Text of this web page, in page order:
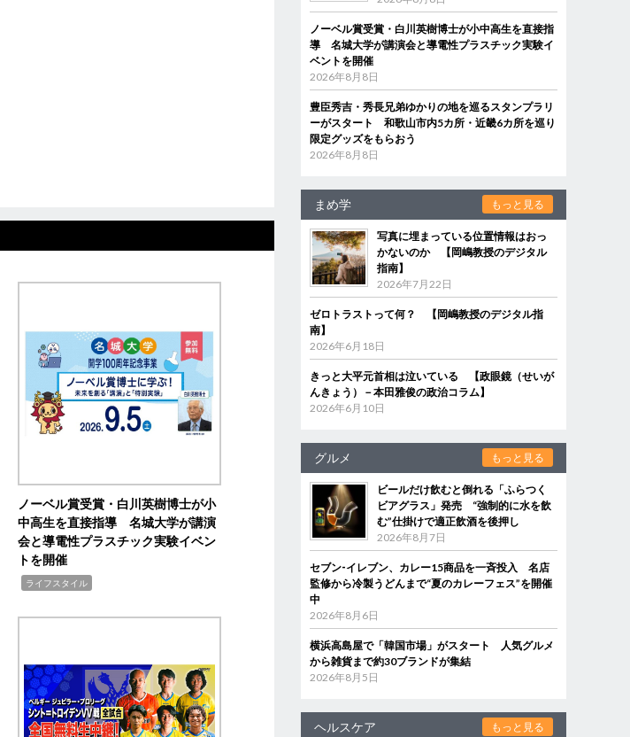
ノーベル賞受賞・白川英樹博士が小
中高生を直接指導 名城大学が講演
会と導電性プラスチック実験イベン
トを開催
ライフスタイル
ノーベル賞受賞・白川英樹博士が小中高生を直接指
導 名城大学が講演会と導電性プラスチック実験イ
ベントを開催
2026年8月8日
豊臣秀吉・秀長兄弟ゆかりの地を巡るスタンプラリ
ーがスタート 和歌山市内5カ所・近畿6カ所を巡り
限定グッズをもらおう
2026年8月8日
まめ学 もっと見る
写真に埋まっている位置情報はおっ
かないのか 【岡嶋教授のデジタル
指南】
2026年7月22日
ゼロトラストって何？ 【岡嶋教授のデジタル指
南】
2026年6月18日
きっと大平元首相は泣いている 【政眼鏡（せいが
んきょう）－本田雅俊の政治コラム】
2026年6月10日
グルメ もっと見る
ビールだけ飲むと倒れる「ふらつく
ビアグラス」発売 “強制的に水を飲
む”仕掛けで適正飲酒を後押し
2026年8月7日
セブン‐イレブン、カレー15商品を一斉投入 名店
監修から冷製うどんまで“夏のカレーフェス”を開催
中
2026年8月6日
横浜高島屋で「韓国市場」がスタート 人気グルメ
から雑貨まで約30ブランドが集結
2026年8月5日
ヘルスケア もっと見る